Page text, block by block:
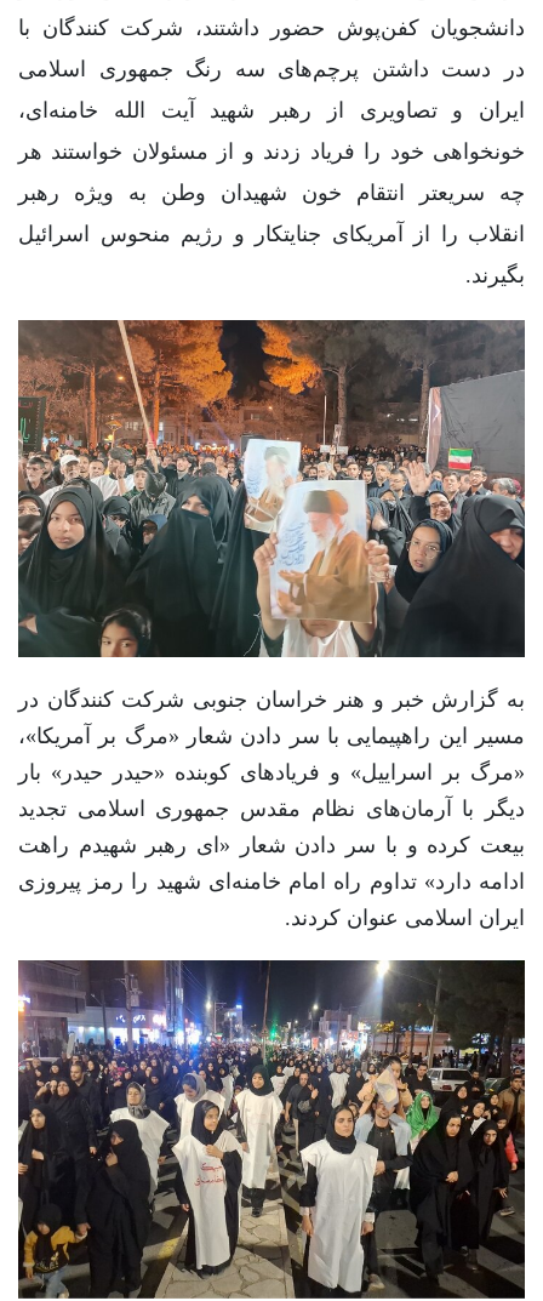
دانشجویان کفن‌پوش حضور داشتند، شرکت کنندگان با
در دست داشتن پرچم‌های سه رنگ جمهوری اسلامی
ایران و تصاویری از رهبر شهید آیت الله خامنه‌ای،
خونخواهی خود را فریاد زدند و از مسئولان خواستند هر
چه سریعتر انتقام خون شهیدان وطن به ویژه رهبر
انقلاب را از آمریکای جنایتکار و رژیم منحوس اسرائیل
بگیرند.
به گزارش خبر و هنر خراسان جنوبی شرکت کنندگان در
مسیر این راهپیمایی با سر دادن شعار «مرگ بر آمریکا»،
«مرگ بر اسراییل» و فریادهای کوبنده «حیدر حیدر» بار
دیگر با آرمان‌های نظام مقدس جمهوری اسلامی تجدید
بیعت کرده و با سر دادن شعار «ای رهبر شهیدم راهت
ادامه دارد» تداوم راه امام خامنه‌ای شهید را رمز پیروزی
ایران اسلامی عنوان کردند.